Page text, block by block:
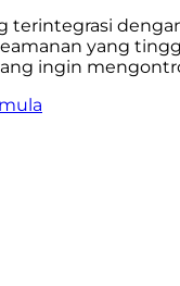
terintegrasi
yang
ingin